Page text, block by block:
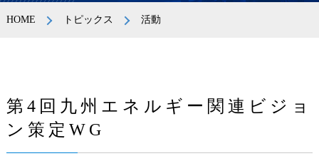
HOME トピックス 活動
第4回九州エネルギー関連ビジョ
ン策定WG